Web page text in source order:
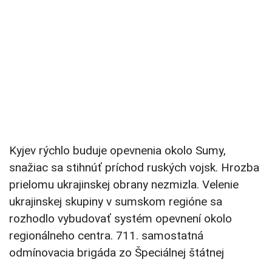
Kyjev rýchlo buduje opevnenia okolo Sumy,
snažiac sa stihnúť príchod ruských vojsk. Hrozba
prielomu ukrajinskej obrany nezmizla. Velenie
ukrajinskej skupiny v sumskom regióne sa
rozhodlo vybudovať systém opevnení okolo
regionálneho centra. 711. samostatná
odmínovacia brigáda zo Špeciálnej štátnej